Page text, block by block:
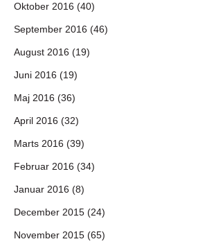
Oktober 2016 (40)
September 2016 (46)
August 2016 (19)
Juni 2016 (19)
Maj 2016 (36)
April 2016 (32)
Marts 2016 (39)
Februar 2016 (34)
Januar 2016 (8)
December 2015 (24)
November 2015 (65)